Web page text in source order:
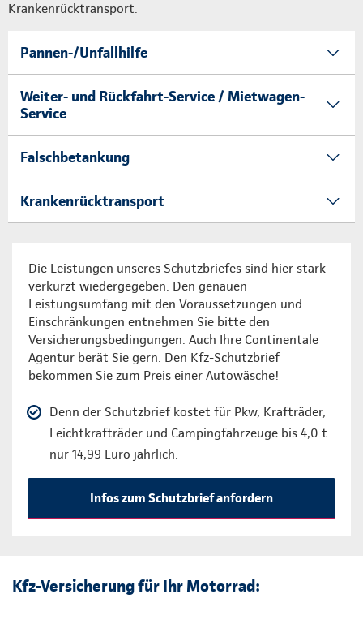
Krankenrücktransport.
Pannen-/Unfallhilfe
Weiter- und Rückfahrt-Service / Mietwagen-
Service
Falschbetankung
Krankenrücktransport
Die Leistungen unseres Schutzbriefes sind hier stark
verkürzt wiedergegeben. Den genauen
Leistungsumfang mit den Voraussetzungen und
Einschränkungen entnehmen Sie bitte den
Versicherungsbedingungen. Auch Ihre Continentale
Agentur berät Sie gern. Den Kfz-Schutzbrief
bekommen Sie zum Preis einer Autowäsche!
Denn der Schutzbrief kostet für Pkw, Krafträder,
Leichtkrafträder und Campingfahrzeuge bis 4,0 t
nur 14,99 Euro jährlich.
Infos zum Schutzbrief anfordern
Kfz-Versicherung für Ihr Motorrad: